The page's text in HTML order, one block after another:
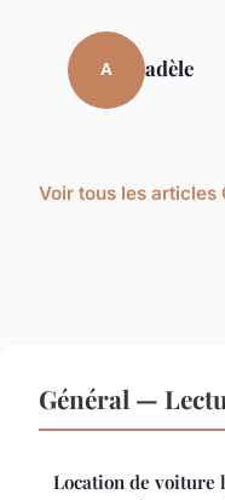
A adèle
Voir tous les articles
Général —
Location de voiture